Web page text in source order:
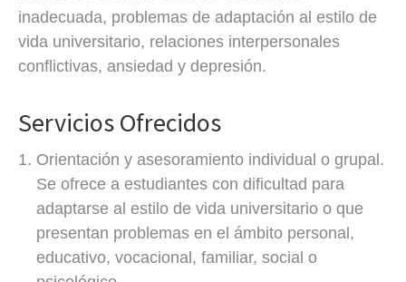
inadecuada, problemas de adaptación al estilo de
vida universitario, relaciones interpersonales
conflictivas, ansiedad y depresión.
Servicios Ofrecidos
Orientación y asesoramiento individual o grupal.
Se ofrece a estudiantes con dificultad para
adaptarse al estilo de vida universitario o que
presentan problemas en el ámbito personal,
educativo, vocacional, familiar, social o